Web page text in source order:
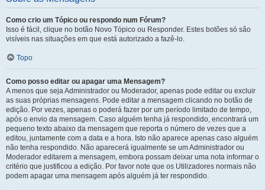
Como crio um Tópico ou respondo num Fórum?
Isso é fácil, clique no botão Novo Tópico ou Responder. Estes botões só são
visíveis nas situações em que está autorizado a fazê-lo.
Topo
Como posso editar ou apagar uma Mensagem?
A menos que seja Administrador ou Moderador, apenas pode editar ou excluir
as suas próprias mensagens. Pode editar a mensagem clicando no botão de
edição. Por vezes, apenas o poderá fazer por um período limitado de tempo,
após o envio da mensagem. Caso alguém tenha já respondido, encontrará um
pequeno texto abaixo da mensagem que reporta o número de vezes que a
editou, juntamente com a data e a hora. Isto não aparece apenas caso alguém
não tenha respondido. Não aparecerá igualmente se um Administrador ou
Moderador editarem a mensagem, embora possam deixar uma nota informar o
critério que justificou a edição. Por favor note que os Utilizadores normais não
podem apagar uma mensagem após alguém já ter respondido.